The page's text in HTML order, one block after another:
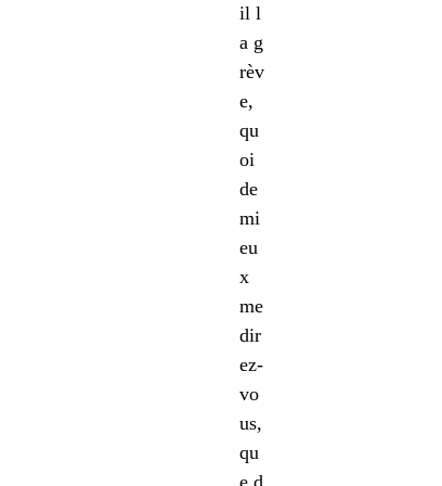
il l
a g
rèv
e,
qu
oi
de
mi
eu
x
me
dir
ez-
vo
us,
qu
e d